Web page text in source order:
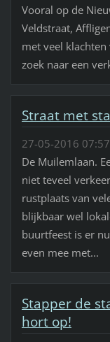
Vooral op de
Veldstraat,
met veel
zoek naar een
Straat met
27-05-2016 07:57
De Muilemlaan.
niet teveel
rustplaats van
blijkbaar wel
buurtfeest is er
even mee met...
Stapper de
hort op!